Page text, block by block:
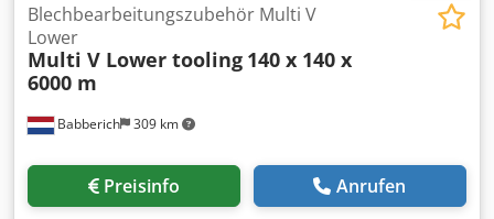
Babberich 309 km
Blechbearbeitungszubehör Multi V
Lower
Multi V Lower tooling 140 x 140 x
6000 m
Preisinfo Anrufen